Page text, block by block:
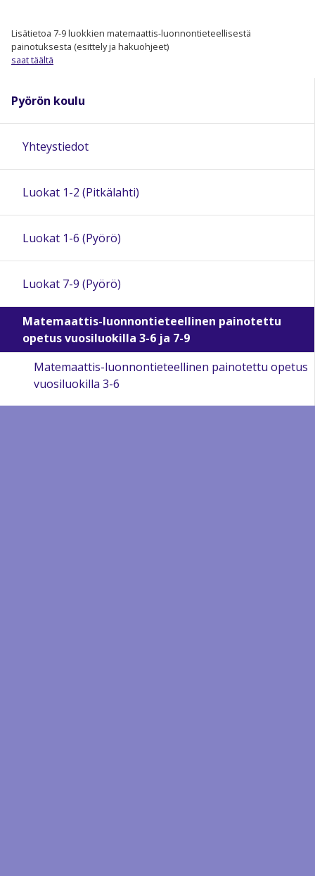
Lisätietoa 7-9 luokkien matemaattis-luonnontieteellisestä
painotuksesta (esittely ja hakuohjeet)
saat täältä
Pyörön koulu
Yhteystiedot
Luokat 1-2 (Pitkälahti)
Luokat 1-6 (Pyörö)
Luokat 7-9 (Pyörö)
Matemaattis-luonnontieteellinen painotettu
opetus vuosiluokilla 3-6 ja 7-9
Matemaattis-luonnontieteellinen painotettu opetus
vuosiluokilla 3-6